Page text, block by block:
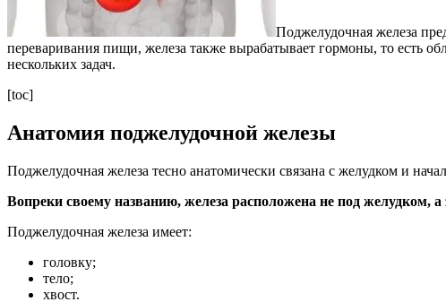
Поджелудочная железа
переваривания пищи, железа также вырабатывает гормоны, то есть
нескольких задач.
[toc]
Анатомия поджелудочной железы
Поджелудочная железа тесно анатомически связана с желудком и
Вопреки своему названию, железа расположена не под желудком, а
Поджелудочная железа имеет:
головку;
тело;
хвост.